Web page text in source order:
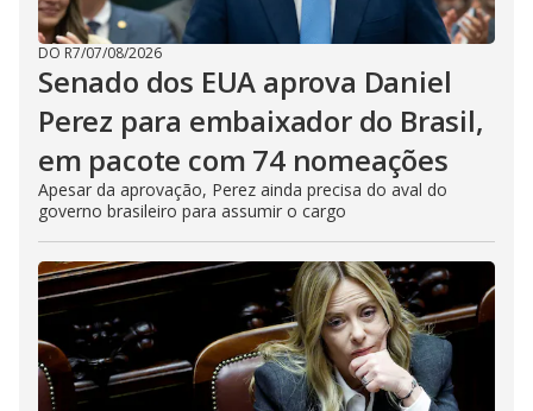
DO R7/07/08/2026
Senado dos EUA aprova Daniel
Perez para embaixador do Brasil,
em pacote com 74 nomeações
Apesar da aprovação, Perez ainda precisa do aval do
governo brasileiro para assumir o cargo